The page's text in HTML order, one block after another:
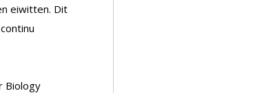
eiwitten. Dit
Biology